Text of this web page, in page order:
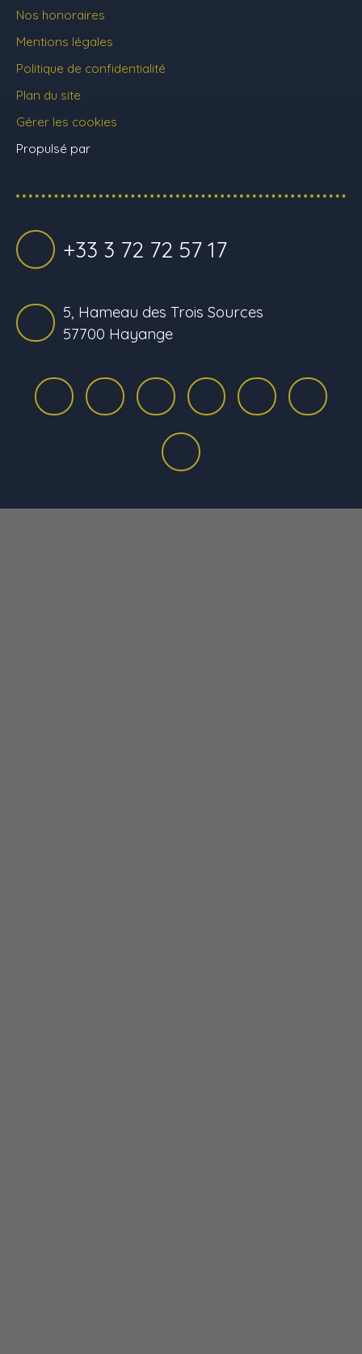
Nos honoraires
Mentions légales
Politique de confidentialité
Plan du site
Gérer les cookies
Propulsé par
+33 3 72 72 57 17
5, Hameau des Trois Sources
57700 Hayange